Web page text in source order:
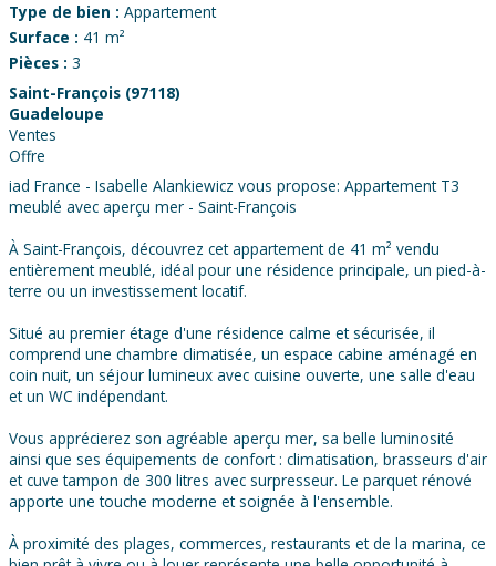
Type de bien : Appartement
Surface : 41 m²
Pièces : 3
Saint-François (97118)
Guadeloupe
Ventes
Offre
iad France - Isabelle Alankiewicz vous propose: Appartement T3
meublé avec aperçu mer - Saint-François
À Saint-François, découvrez cet appartement de 41 m² vendu
entièrement meublé, idéal pour une résidence principale, un pied-à-
terre ou un investissement locatif.
Situé au premier étage d'une résidence calme et sécurisée, il
comprend une chambre climatisée, un espace cabine aménagé en
coin nuit, un séjour lumineux avec cuisine ouverte, une salle d'eau
et un WC indépendant.
Vous apprécierez son agréable aperçu mer, sa belle luminosité
ainsi que ses équipements de confort : climatisation, brasseurs d'air
et cuve tampon de 300 litres avec surpresseur. Le parquet rénové
apporte une touche moderne et soignée à l'ensemble.
À proximité des plages, commerces, restaurants et de la marina, ce